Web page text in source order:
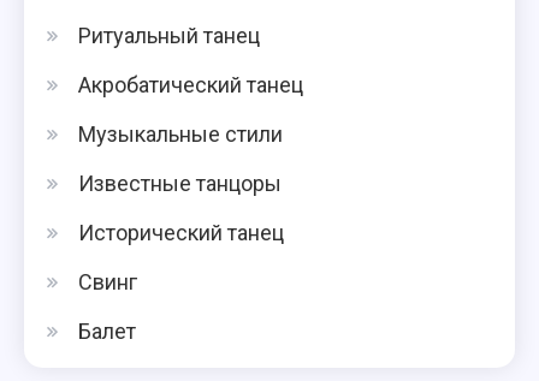
Ритуальный танец
Акробатический танец
Музыкальные стили
Известные танцоры
Исторический танец
Свинг
Балет